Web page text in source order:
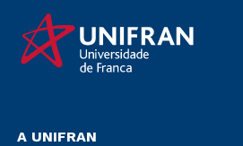
A UNIFRAN